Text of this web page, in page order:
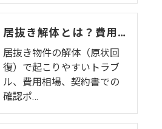
居抜き解体とは？費用相場・退去時のトラブル・注意点をわかりやすく解説
居抜き物件の解体（原状回
復）で起こりやすいトラブ
ル、費用相場、契約書での
確認ポ…